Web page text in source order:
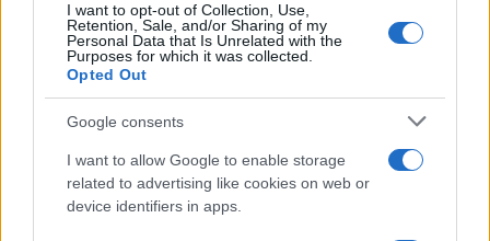
I want to opt-out of Collection, Use,
Retention, Sale, and/or Sharing of my
Personal Data that Is Unrelated with the
Purposes for which it was collected.
Opted Out
Google consents
I want to allow Google to enable storage
related to advertising like cookies on web or
device identifiers in apps.
Continua a leggere
B2B NEWS